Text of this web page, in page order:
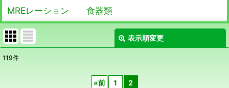
MREレーション 食器類
表示順変更
119件
«前 1 2